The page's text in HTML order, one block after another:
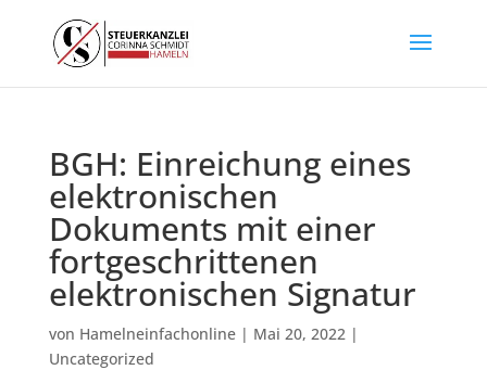
BGH: Einreichung eines
elektronischen
Dokuments mit einer
fortgeschrittenen
elektronischen Signatur
von Hamelneinfachonline| Mai 20, 2022|
Uncategorized